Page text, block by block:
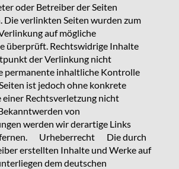
oder Betreiber der Seiten
verlinkten Seiten wurden zum
auf mögliche
überprüft. Rechtswidrige Inhalte
der Verlinkung nicht
permanente inhaltliche Kontrolle
ist jedoch ohne konkrete
Rechtsverletzung nicht
von
werden wir derartige Links
Urheberrecht Die durch
erstellten Inhalte und Werke auf
dem deutschen